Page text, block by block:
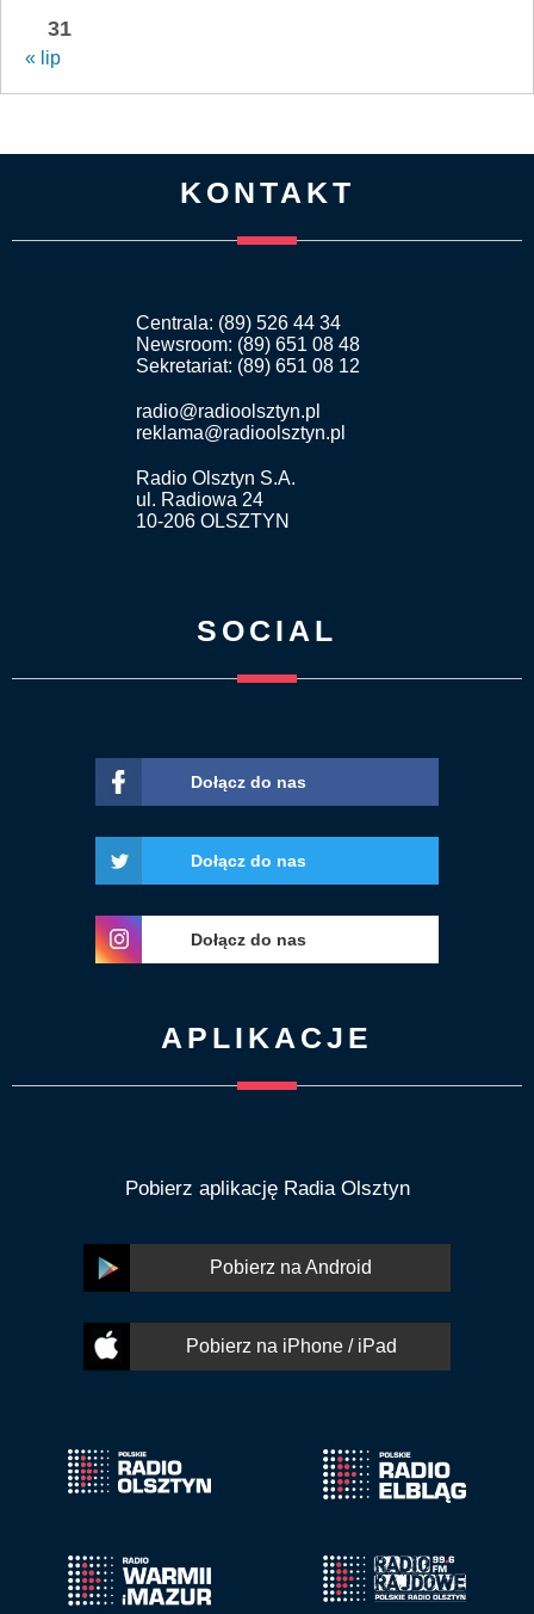
31
« lip
KONTAKT
Centrala: (89) 526 44 34
Newsroom: (89) 651 08 48
Sekretariat: (89) 651 08 12
radio@radioolsztyn.pl
reklama@radioolsztyn.pl
Radio Olsztyn S.A.
ul. Radiowa 24
10-206 OLSZTYN
SOCIAL
Dołącz do nas
Dołącz do nas
Dołącz do nas
APLIKACJE
Pobierz aplikację Radia Olsztyn
Pobierz na Android
Pobierz na iPhone / iPad